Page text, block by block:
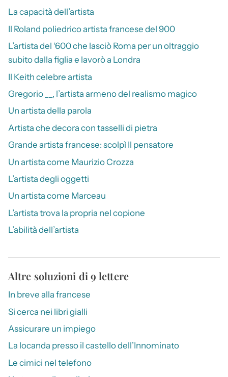
La capacità dell’artista
Il Roland poliedrico artista francese del 900
L’artista del ‘600 che lasciò Roma per un oltraggio
subito dalla figlia e lavorò a Londra
Il Keith celebre artista
Gregorio __, l’artista armeno del realismo magico
Un artista della parola
Artista che decora con tasselli di pietra
Grande artista francese: scolpì Il pensatore
Un artista come Maurizio Crozza
L’artista degli oggetti
Un artista come Marceau
L’artista trova la propria nel copione
L’abilità dell’artista
Altre soluzioni di 9 lettere
In breve alla francese
Si cerca nei libri gialli
Assicurare un impiego
La locanda presso il castello dell’Innominato
Le cimici nel telefono